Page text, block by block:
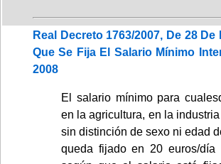
Real Decreto 1763/2007, De 28 De
Que Se Fija El Salario Mínimo
2008
El salario mínimo para
en la agricultura, en la
sin distinción de sexo ni edad
queda fijado en 20 euros/día